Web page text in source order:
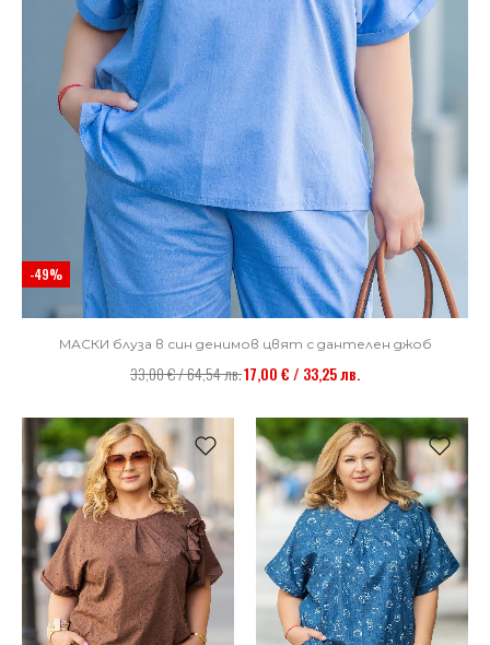
-49%
МАСКИ блуза в син денимов цвят с дантелен джоб
33,00 € / 64,54 лв.17,00 € / 33,25 лв.